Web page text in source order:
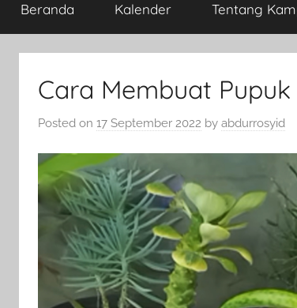
Beranda Kalender Tentang
Cara Membuat
Posted on 17 September 2022 by abdurrosyid